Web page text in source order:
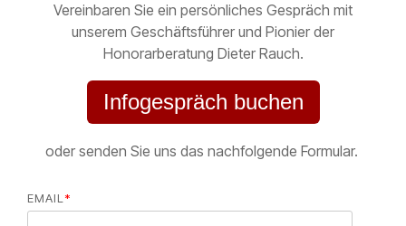
Vereinbaren Sie ein persönliches Gespräch mit
unserem Geschäftsführer und Pionier der
Honorarberatung Dieter Rauch.
Infogespräch buchen
oder senden Sie uns das nachfolgende Formular.
EMAIL *